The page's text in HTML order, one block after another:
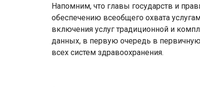
Напомним, что главы государств и
обеспечению всеобщего охвата
включения услуг традиционной и
данных, в первую очередь в
всех систем здравоохранения.